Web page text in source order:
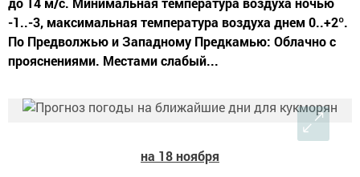
-1..-3, максимальная температура воздуха днем 0..+2º.
По Предволжью и Западному Предкамью: Облачно с
прояснениями. Местами слабый...
на 18 ноября